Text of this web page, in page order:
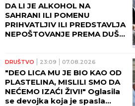
DA LI JE ALKOHOL NA
SAHRANI ILI POMENU
PRIHVATLJIV ILI PREDSTAVLJA
NEPOŠTOVANJE PREMA DUŠI
DRUŠTVO 23:09 07.08.2026
"DEO LICA MU JE BIO KAO OD
PLASTELINA, MISLILI SMO DA
NEĆEMO IZAĆI ŽIVI!" Oglasila
se devojka koja je spasla